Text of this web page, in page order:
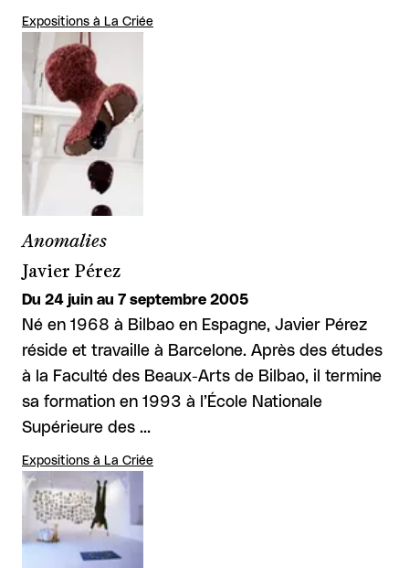
Expositions à La Criée
Anomalies
Javier Pérez
Du 24 juin au 7 septembre 2005
Né en 1968 à Bilbao en Espagne, Javier Pérez
réside et travaille à Barcelone. Après des études
à la Faculté des Beaux-Arts de Bilbao, il termine
sa formation en 1993 à l’École Nationale
Supérieure des …
Expositions à La Criée